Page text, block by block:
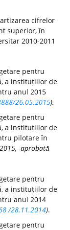
cifrelor
superior, în
2010-2011
pentru
a instituțiilor de
anul 2015
26.05.2015).
pentru
a instituțiilor de
pilotare în
aprobată
pentru
a instituțiilor de
anul 2014
/28.11.2014).
pentru